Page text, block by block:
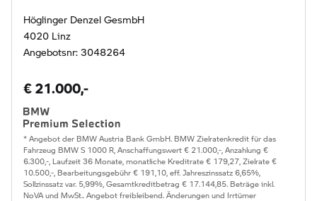
Höglinger Denzel GesmbH
4020 Linz
Angebotsnr: 3048264
€ 21.000,-
* Angebot der BMW Austria Bank GmbH. BMW Zielratenkredit für das
Fahrzeug BMW S 1000 R, Anschaffungswert € 21.000,-, Anzahlung €
6.300,-, Laufzeit 36 Monate, monatliche Kreditrate € 179,27, Zielrate €
10.500,-, Bearbeitungsgebühr € 191,10, eff. Jahreszinssatz 6,65%,
Sollzinssatz var. 5,99%, Gesamtkreditbetrag € 17.144,85. Beträge inkl.
NoVA und MwSt.. Angebot freibleibend. Änderungen und Irrtümer